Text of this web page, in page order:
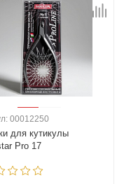
00012250
для кутикулы
Pro 17